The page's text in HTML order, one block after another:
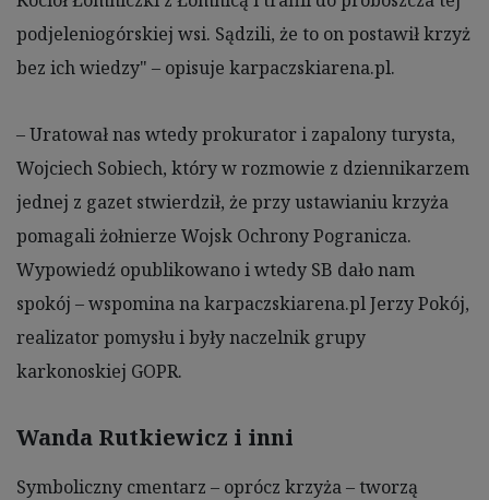
podjeleniogórskiej wsi. Sądzili, że to on postawił krzyż
bez ich wiedzy" – opisuje karpaczskiarena.pl.
– Uratował nas wtedy prokurator i zapalony turysta,
Wojciech Sobiech, który w rozmowie z dziennikarzem
jednej z gazet stwierdził, że przy ustawianiu krzyża
pomagali żołnierze Wojsk Ochrony Pogranicza.
Wypowiedź opublikowano i wtedy SB dało nam
spokój – wspomina na karpaczskiarena.pl Jerzy Pokój,
realizator pomysłu i były naczelnik grupy
karkonoskiej GOPR.
Wanda Rutkiewicz i inni
Symboliczny cmentarz – oprócz krzyża – tworzą